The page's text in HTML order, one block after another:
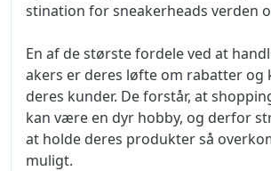
stination for sneakerheads verden
En af de største fordele ved at
akers er deres løfte om rabatter og
deres kunder. De forstår, at
kan være en dyr hobby, og derfor
at holde deres produkter så
muligt.